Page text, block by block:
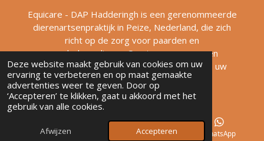
Deze website maakt gebruik van cookies om uw
ervaring te verbeteren en op maat gemaakte
advertenties weer te geven. Door op
‘Accepteren’ te klikken, gaat u akkoord met het
gebruik van alle cookies.
Afwijzen Accepteren
Equicare - DAP Hadderingh is een gerenommeerde
dierenartsenpraktijk in Peize, Nederland, die zich
richt op de zorg voor paarden en
gezelschapsdieren. Ons team van ervaren
dierenartsen en assistenten staat klaar om uw
dieren de beste zorg te bieden.
Ontdek Nu
Telefoonnummer Kaart WhatsApp